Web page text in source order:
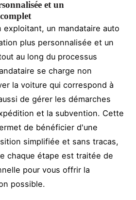
et un
exploitant, un mandataire auto
plus personnalisée et un
au long du processus
se charge non
la voiture qui correspond à
de gérer les démarches
et la subvention. Cette
de bénéficier d'une
simplifiée et sans tracas,
chaque étape est traitée de
pour vous offrir la
possible.